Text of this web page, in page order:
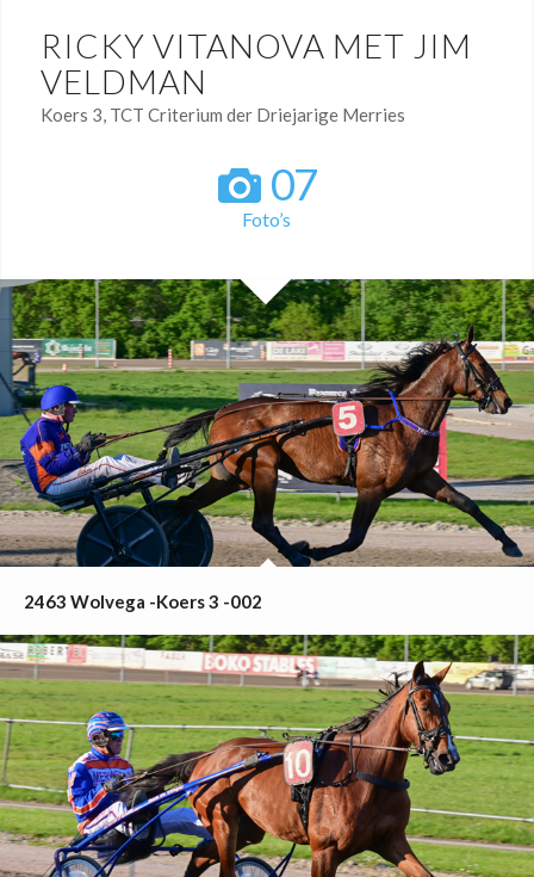
RICKY VITANOVA MET JIM
VELDMAN
Koers 3, TCT Criterium der Driejarige Merries
07
Foto’s
2463 Wolvega -Koers 3 -002